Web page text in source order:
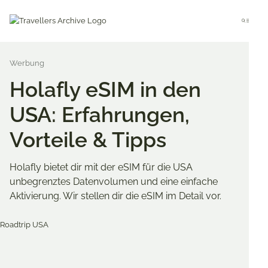
Menu
Holafly eSIM in den
USA: Erfahrungen,
Vorteile & Tipps
Holafly bietet dir mit der eSIM für die USA
unbegrenztes Datenvolumen und eine einfache
Aktivierung. Wir stellen dir die eSIM im Detail vor.